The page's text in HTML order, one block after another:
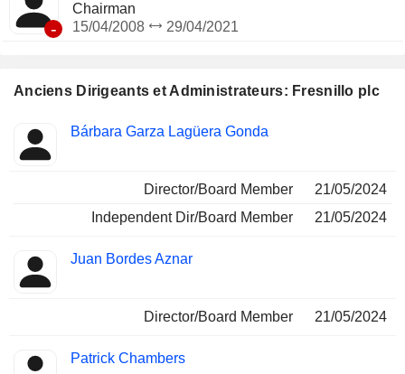
Anciens Dirigeants et Administrateurs: Fresnillo plc
Insider
Fonctions
Bárbara Garza Lagüera Gonda
Director/Board Member
21/05/2024
Independent Dir/Board Member
21/05/2024
Juan Bordes Aznar
Director/Board Member 21/05/2024
Patrick Chambers
-
Chairman
15/04/2008
29/04/2021